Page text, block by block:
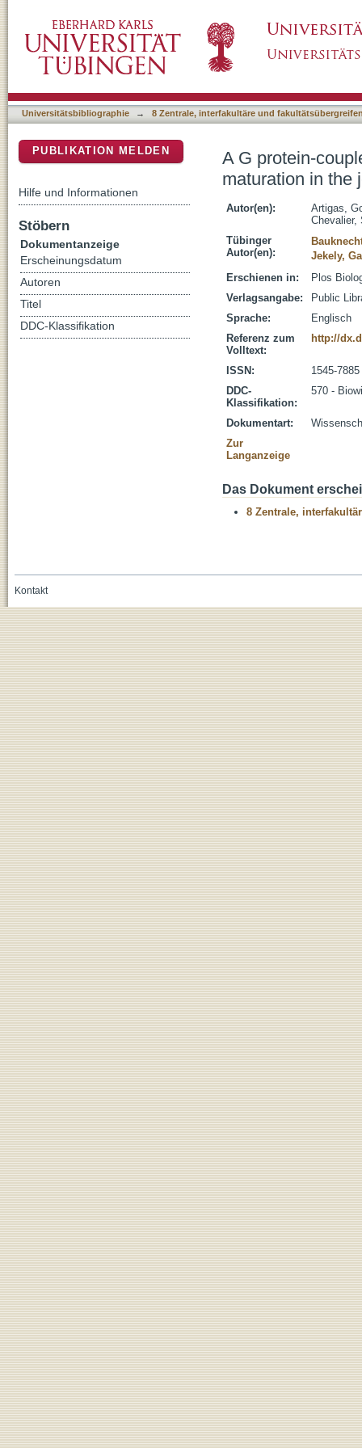
Clytia
Universitätsbibliographie → 8 Zentrale, interfakultäre und
A G protein-
maturation in the
Autor(en):
Artigas,
Chevalier,
Tübinger
Autor(en):
Jekely,
Erschienen in:
Plos
Verlagsangabe:
Public
Sprache:
Englisch
Referenz zum
Volltext:
http://
ISSN:
1545-7885
DDC-
Klassifikation:
570 -
Dokumentart:
Zur
Langanzeige
Das Dokument
8 Zentrale,
PUBLIKATION MELDEN
Hilfe und Informationen
Stöbern
Dokumentanzeige
Erscheinungsdatum
Autoren
Titel
DDC-Klassifikation
Kontakt